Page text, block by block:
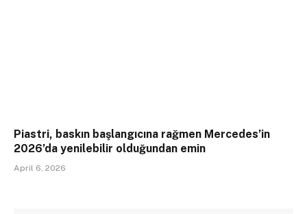
Piastri, baskın başlangıcına rağmen Mercedes’in
2026’da yenilebilir olduğundan emin
April 6, 2026